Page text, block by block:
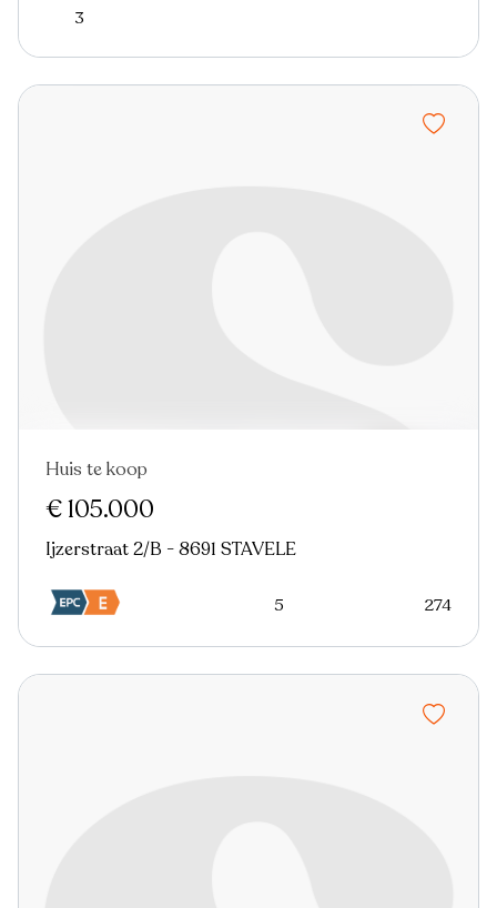
3
Huis te koop
€ 105.000
Ijzerstraat 2/B - 8691 STAVELE
5 274